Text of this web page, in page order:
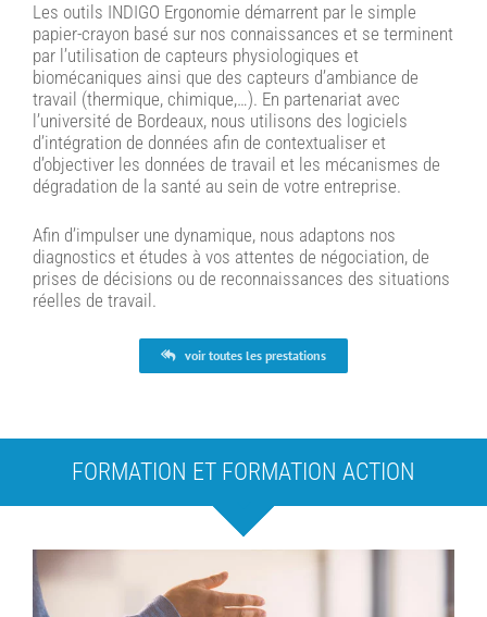
Les outils INDIGO Ergonomie démarrent par le simple
papier-crayon basé sur nos connaissances et se terminent
par l’utilisation de capteurs physiologiques et
biomécaniques ainsi que des capteurs d’ambiance de
travail (thermique, chimique,…). En partenariat avec
l’université de Bordeaux, nous utilisons des logiciels
d’intégration de données afin de contextualiser et
d’objectiver les données de travail et les mécanismes de
dégradation de la santé au sein de votre entreprise.
Afin d’impulser une dynamique, nous adaptons nos
diagnostics et études à vos attentes de négociation, de
prises de décisions ou de reconnaissances des situations
réelles de travail.
voir toutes les prestations
FORMATION ET FORMATION ACTION